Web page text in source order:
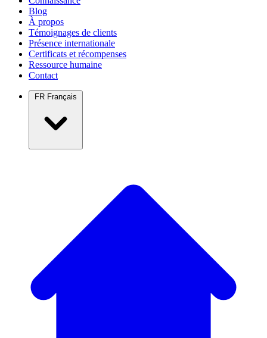
Blog
À propos
Témoignages de clients
Présence internationale
Certificats et récompenses
Ressource humaine
Contact
FR Français